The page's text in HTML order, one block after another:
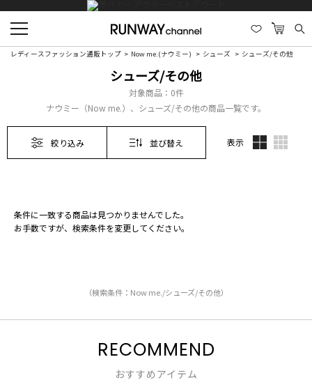
レディースファッション通販トップ Now me.(ナウミー) シューズ シューズ/その他
シューズ/その他
対象商品： 0件
ナウミー（Now me.）、シューズ/その他の商品一覧です。
絞り込み 並び替え 表示
条件に一致する商品は見つかりませんでした。
お手数ですが、検索条件を変更してください。
（検索条件：Now me./シューズ/その他）
RECOMMEND
おすすめアイテム